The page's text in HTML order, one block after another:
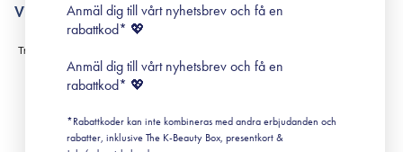
Black Friday
Villkor
Leverans & Retur
Köpvillkor
Prenumerationsvillkor
Cookiepolicy
Anmäl dig till vårt nyhetsbrev och få en
rabattkod* 💖
Anmäl dig till vårt nyhetsbrev och få en
rabattkod* 💖
*Rabattkoder kan inte kombineras med andra erbjudanden och
rabatter, inklusive The K-Beauty Box, presentkort &